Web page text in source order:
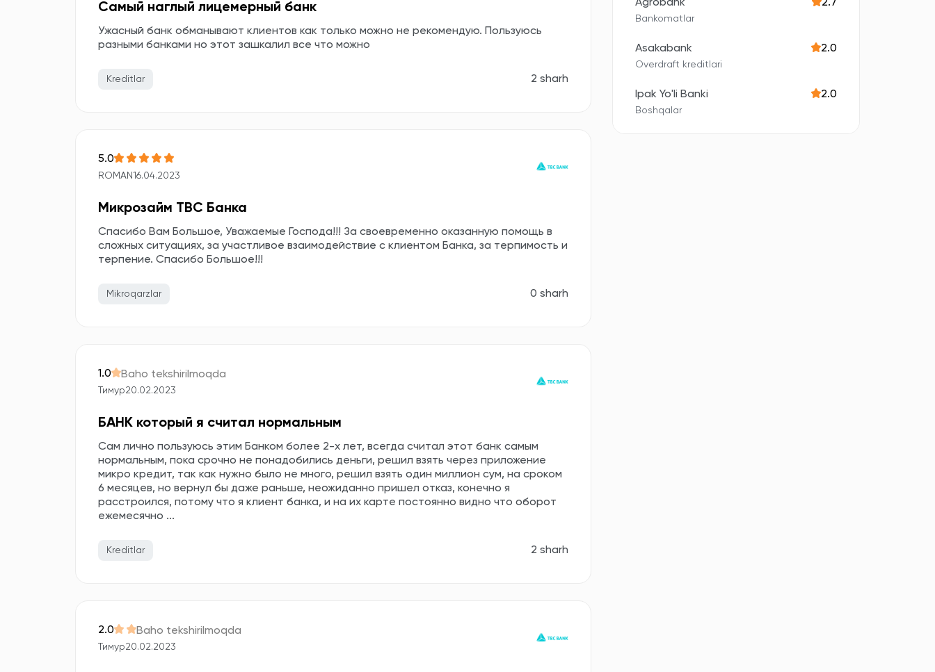
Самый наглый лицемерный банк
Ужасный банк обманывают клиентов как только можно не рекомендую. Пользуюсь
разными банками но этот зашкалил все что можно
Kreditlar 2 sharh
5.0
ROMAN16.04.2023
Микрозайм TBC Банка
Спасибо Вам Большое, Уважаемые Господа!!! За своевременно оказанную помощь в
сложных ситуациях, за участливое взаимодействие с клиентом Банка, за терпимость и
терпение. Спасибо Большое!!!
Mikroqarzlar 0 sharh
1.0 Baho tekshirilmoqda
Тимур20.02.2023
БАНК который я считал нормальным
Сам лично пользуюсь этим Банком более 2-х лет, всегда считал этот банк самым
нормальным, пока срочно не понадобились деньги, решил взять через приложение
микро кредит, так как нужно было не много, решил взять один миллион сум, на сроком
6 месяцев, но вернул бы даже раньше, неожиданно пришел отказ, конечно я
расстроился, потому что я клиент банка, и на их карте постоянно видно что оборот
ежемесячно ...
Kreditlar 2 sharh
2.0 Baho tekshirilmoqda
Тимур20.02.2023
Agrobank 2.7
Bankomatlar
Asakabank 2.0
Overdraft kreditlari
Ipak Yo'li Banki 2.0
Boshqalar